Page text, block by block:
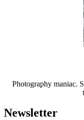
Photography maniac.
Newsletter